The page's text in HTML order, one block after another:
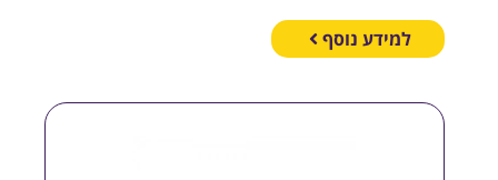
למידע נוסף